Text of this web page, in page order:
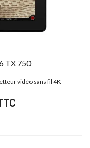
TX 750
vidéo sans fil 4K